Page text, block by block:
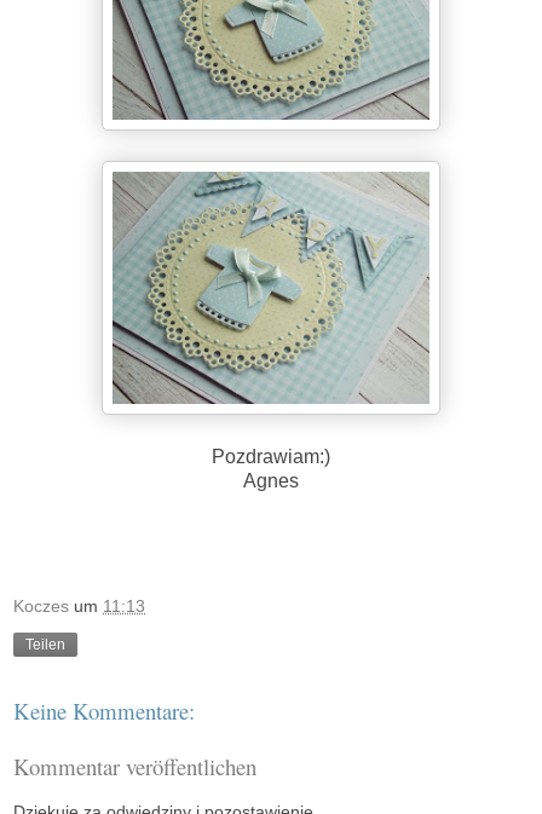
Pozdrawiam:)
Agnes
Koczes um 11:13
Teilen
Keine Kommentare:
Kommentar veröffentlichen